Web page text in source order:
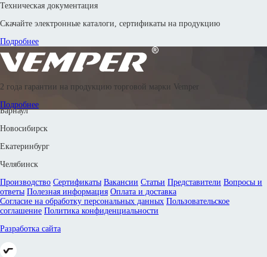
Техническая документация
Скачайте электронные каталоги, сертификаты на продукцию
Подробнее
2 года гарантии на продукцию торговой марки Vemper
Подробнее
© 2016—2026 Производственное объединение «Энергоиндустрия»
8 800 302 88 24
8 800 302 42 83 8 800 302 67 18
8 (351) 799-58-33
Барнаул
Новосибирск
Екатеринбург
Челябинск
Производство Сертификаты Вакансии Статьи Представители Вопросы и
ответы Полезная информация Оплата и доставка
Согласие на обработку персональных данных Пользовательское
соглашение Политика конфиденциальности
Разработка сайта